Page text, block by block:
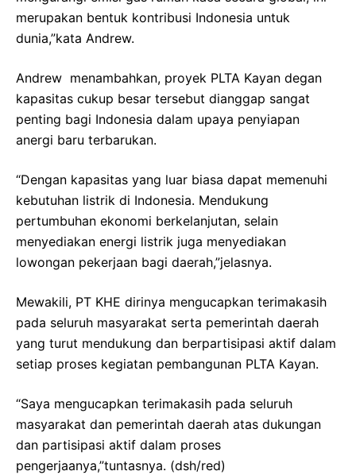
merupakan bentuk kontribusi Indonesia untuk
dunia,”kata Andrew.
Andrew menambahkan, proyek PLTA Kayan degan
kapasitas cukup besar tersebut dianggap sangat
penting bagi Indonesia dalam upaya penyiapan
anergi baru terbarukan.
“Dengan kapasitas yang luar biasa dapat memenuhi
kebutuhan listrik di Indonesia. Mendukung
pertumbuhan ekonomi berkelanjutan, selain
menyediakan energi listrik juga menyediakan
lowongan pekerjaan bagi daerah,”jelasnya.
Mewakili, PT KHE dirinya mengucapkan terimakasih
pada seluruh masyarakat serta pemerintah daerah
yang turut mendukung dan berpartisipasi aktif dalam
setiap proses kegiatan pembangunan PLTA Kayan.
“Saya mengucapkan terimakasih pada seluruh
masyarakat dan pemerintah daerah atas dukungan
dan partisipasi aktif dalam proses
pengerjaanya,”tuntasnya. (dsh/red)